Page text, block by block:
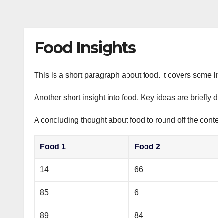
Food Insights
This is a short paragraph about food. It covers some
Another short insight into food. Key ideas are briefly
A concluding thought about food to round off the
Food 1 Food 2
14 66
85 6
89 84